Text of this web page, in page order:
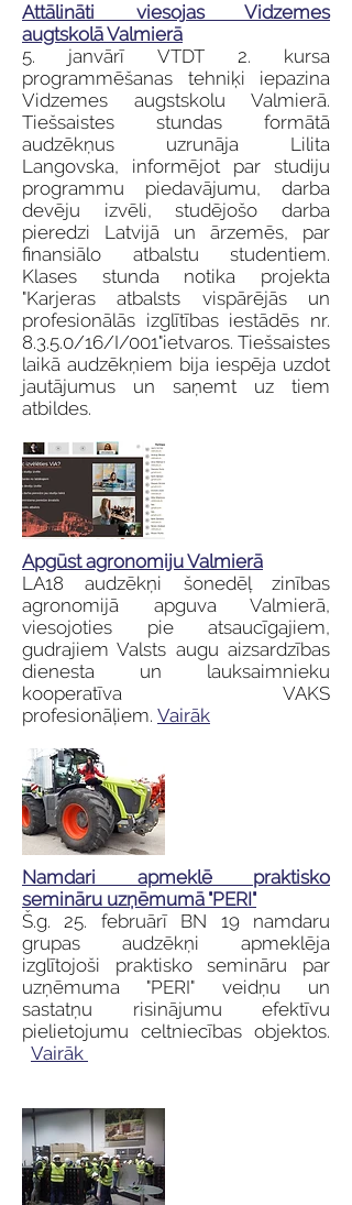
Attālināti viesojas Vidzemes
augtskolā Valmierā
5. janvārī VTDT 2. kursa
programmēšanas tehniķi iepazina
Vidzemes augstskolu Valmierā.
Tiešsaistes stundas formātā
audzēkņus uzrunāja Lilita
Langovska, informējot par studiju
programmu piedavājumu, darba
devēju izvēli, studējošo darba
pieredzi Latvijā un ārzemēs, par
finansiālo atbalstu studentiem.
Klases stunda notika projekta
"Karjeras atbalsts vispārējās un
profesionālās izglītības iestādēs nr.
8.3.5.0/16/I/001"ietvaros. Tiešsaistes
laikā audzēkņiem bija iespēja uzdot
jautājumus un saņemt uz tiem
atbildes.
Apgūst agronomiju Valmierā
LA18 audzēkņi šonedēļ zinības
agronomijā apguva Valmierā,
viesojoties pie atsaucīgajiem,
gudrajiem Valsts augu aizsardzības
dienesta un lauksaimnieku
kooperatīva VAKS
profesionāļiem. Vairāk
Namdari apmeklē praktisko
semināru uzņēmumā "PERI"
Š.g. 25. februārī BN 19 namdaru
grupas audzēkņi apmeklēja
izglītojoši praktisko semināru par
uzņēmuma "PERI" veidņu un
sastatņu risinājumu efektīvu
pielietojumu celtniecības objektos.
Vairāk